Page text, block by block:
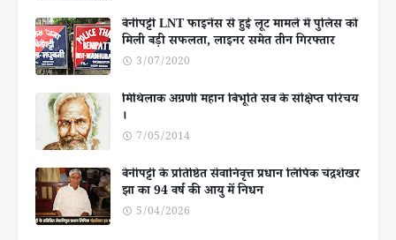
बेनीपट्टी LNT फाइनेंस से हुई लूट मामले में पुलिस को
मिली बड़ी सफलता, लाइनर समेत तीन गिरफ्तार
3/07/2020
मिथिलाक अग्रणी महान बिभूति सब के संक्षिप्त परिचय
।
7/05/2014
बेनीपट्टी के प्रतिष्ठित सेवानिवृत्त प्रधान लिपिक चंद्रशेखर
झा का 94 वर्ष की आयु में निधन
5/04/2026